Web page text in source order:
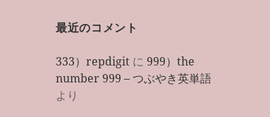
最近のコメント
333）repdigit に999）the
number 999 – つぶやき英単語
より